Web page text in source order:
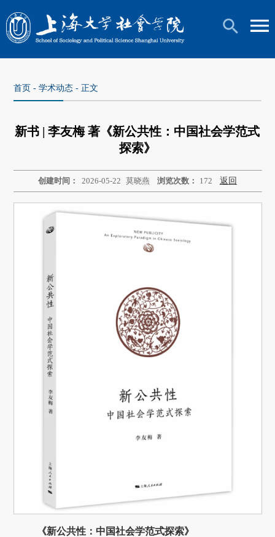
首页 -学术动态 - 正文
新书 | 李友梅 著《新公共性：中国社会学范式
探索》
创建时间： 2026-05-22 莫晓燕 浏览次数： 172 返回
《新公共性：中国社会学范式探索》